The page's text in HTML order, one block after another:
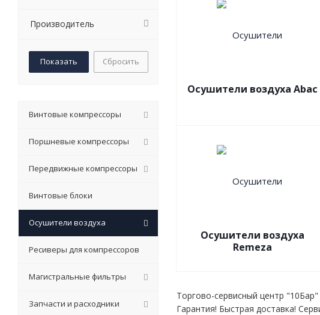
Осушители воздуха Abac
Осушители воздуха
Remeza
Торгово-сервисный центр
Гарантия! Быстрая доставка!
Производитель
Сбросить
Винтовые компрессоры
Поршневые компрессоры
Передвижные компрессоры
Винтовые блоки
Осушители воздуха
Ресиверы для компрессоров
Магистральные фильтры
Запчасти и расходники